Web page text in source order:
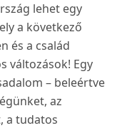
lehet egy
a következő
és a család
változások! Egy
– beleértve
az
a tudatos